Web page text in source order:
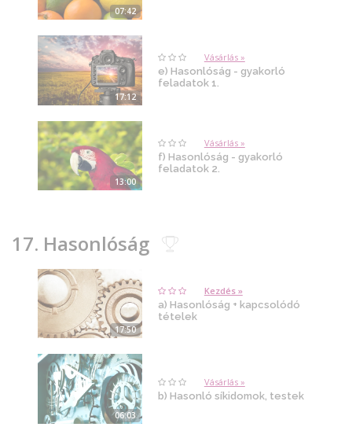
07:42
17:12
Vásárlás »
e) Hasonlóság - gyakorló
feladatok 1.
13:00
Vásárlás »
f) Hasonlóság - gyakorló
feladatok 2.
17. Hasonlóság
17:50
Kezdés »
a) Hasonlóság + kapcsolódó
tételek
06:03
Vásárlás »
b) Hasonló síkidomok, testek